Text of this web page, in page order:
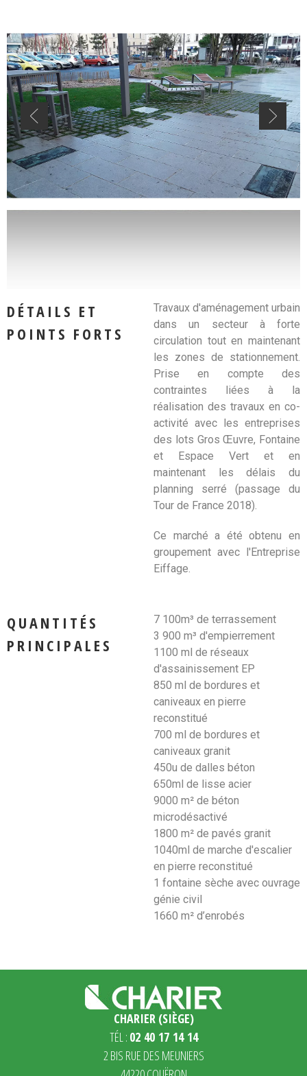
DÉTAILS ET
POINTS FORTS
Travaux d'aménagement urbain
dans un secteur à forte
circulation tout en maintenant
les zones de stationnement.
Prise en compte des
contraintes liées à la
réalisation des travaux en co-
activité avec les entreprises
des lots Gros Œuvre, Fontaine
et Espace Vert et en
maintenant les délais du
planning serré (passage du
Tour de France 2018).
Ce marché a été obtenu en
groupement avec l'Entreprise
Eiffage.
QUANTITÉS
PRINCIPALES
7 100m³ de terrassement
3 900 m³ d'empierrement
1100 ml de réseaux
d'assainissement EP
850 ml de bordures et
caniveaux en pierre
reconstitué
700 ml de bordures et
caniveaux granit
450u de dalles béton
650ml de lisse acier
9000 m² de béton
microdésactivé
1800 m² de pavés granit
1040ml de marche d'escalier
en pierre reconstitué
1 fontaine sèche avec ouvrage
génie civil
1660 m² d’enrobés
CHARIER (SIÈGE)
TÉL : 02 40 17 14 14
2 BIS RUE DES MEUNIERS